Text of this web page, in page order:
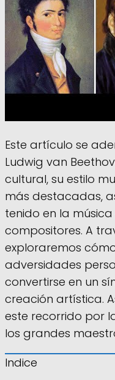
Este artículo se
Ludwig van
cultural, su estilo
más destacadas,
tenido en la
compositores. A
exploraremos
adversidades
convertirse en un
creación artística.
este recorrido por
los grandes
Indice